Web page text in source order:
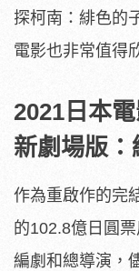
探柯南：緋色的
電影也非常值得
2021日本
新劇場版：
作為重啟作的完
的102.8億日圓
編劇和總導演，